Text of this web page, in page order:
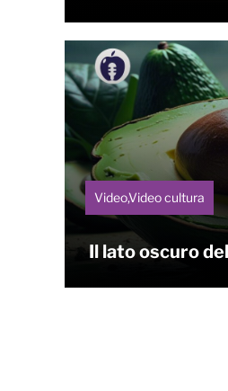
Video,Video cultura
Il lato oscuro